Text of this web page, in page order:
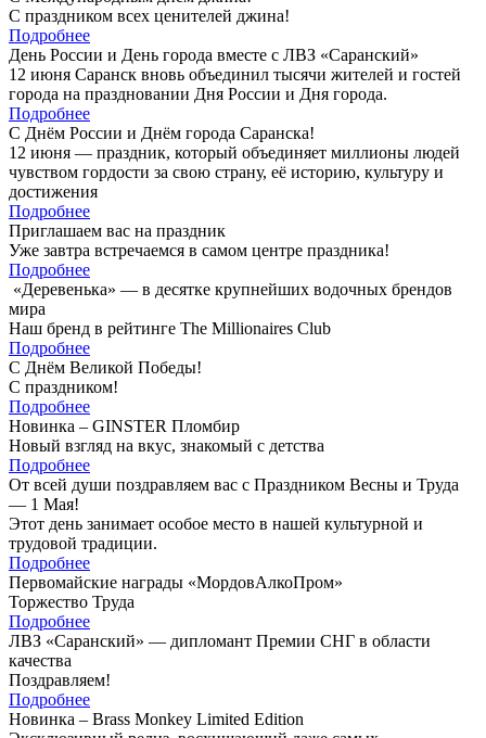
С праздником всех ценителей джина!
Подробнее
День России и День города вместе с ЛВЗ «Саранский»
12 июня Саранск вновь объединил тысячи жителей и гостей
города на праздновании Дня России и Дня города.
Подробнее
С Днём России и Днём города Саранска!
12 июня — праздник, который объединяет миллионы людей
чувством гордости за свою страну, её историю, культуру и
достижения
Подробнее
Приглашаем вас на праздник
Уже завтра встречаемся в самом центре праздника!
Подробнее
«Деревенька» — в десятке крупнейших водочных брендов
мира
Наш бренд в рейтинге The Millionaires Club
Подробнее
С Днём Великой Победы!
С праздником!
Подробнее
Новинка – GINSTER Пломбир
Новый взгляд на вкус, знакомый с детства
Подробнее
От всей души поздравляем вас с Праздником Весны и Труда
— 1 Мая!
Этот день занимает особое место в нашей культурной и
трудовой традиции.
Подробнее
Первомайские награды «МордовАлкоПром»
Торжество Труда
Подробнее
ЛВЗ «Саранский» — дипломант Премии СНГ в области
качества
Поздравляем!
Подробнее
Новинка – Brass Monkey Limited Edition